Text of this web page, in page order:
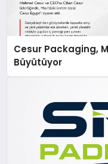
Cesur Packaging,
Büyütüyor